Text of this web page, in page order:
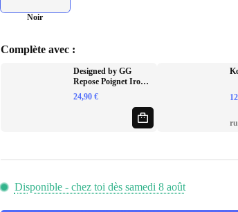
Noir
Complète avec :
Designed by GG
Repose Poignet Iron
Mace TKL Noir
24,90 €
Disponible - chez toi dès samedi 8 août